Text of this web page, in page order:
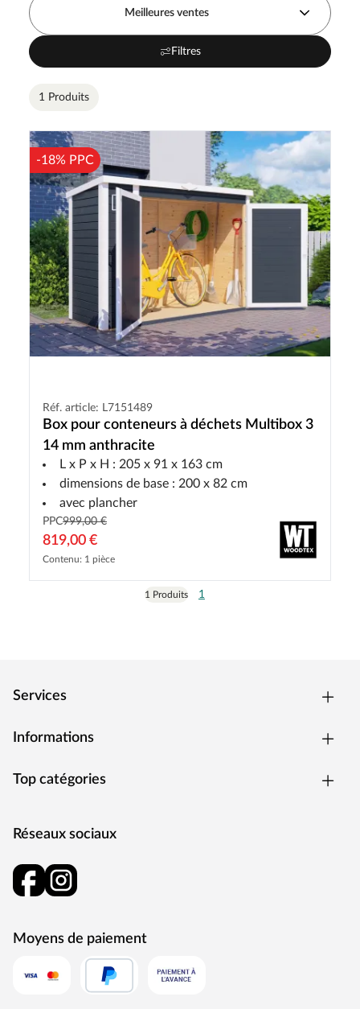
Meilleures ventes
Filtres
1 Produits
-18% PPC
Réf. article: L7151489
Box pour conteneurs à déchets Multibox 3
14 mm anthracite
L x P x H : 205 x 91 x 163 cm
dimensions de base : 200 x 82 cm
avec plancher
PPC999,00 €
819,00 €
Contenu: 1 pièce
1 Produits 1
Services
Informations
Top catégories
Réseaux sociaux
Moyens de paiement